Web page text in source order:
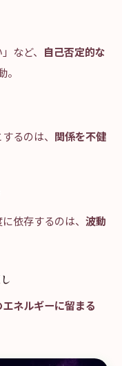
など、 自己否定的な
るのは、 関係を不健
依存するのは、 波動
ネルギーに留まる